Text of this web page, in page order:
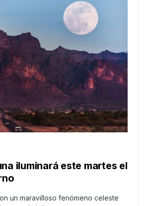
iluminará este martes el
un maravilloso fenómeno celeste